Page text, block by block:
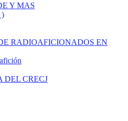
Y MAS
)
RADIOAFICIONADOS EN
DEL CRECJ